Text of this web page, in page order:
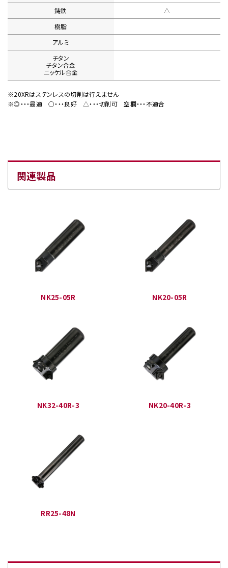
鋳鉄
△
樹脂
アルミ
チタン
チタン合金
ニッケル合金
※20XRはステンレスの切削は行えません
※◎・・・最適○・・・良好△・・・切削可 空欄・・・不適合
関連製品
NK25-05R NK20-05R
NK32-40R-3 NK20-40R-3
RR25-48N